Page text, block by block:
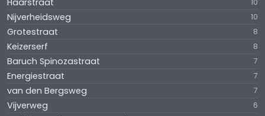
Haarstraat 10
Nijverheidsweg 10
Grotestraat 8
Keizerserf 8
Baruch Spinozastraat 7
Energiestraat 7
van den Bergsweg 7
Vijverweg 6